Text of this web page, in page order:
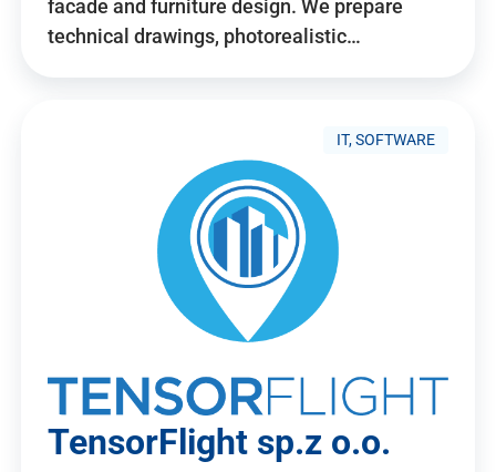
facade and furniture design. We prepare
technical drawings, photorealistic…
IT, SOFTWARE
TensorFlight sp.z o.o.